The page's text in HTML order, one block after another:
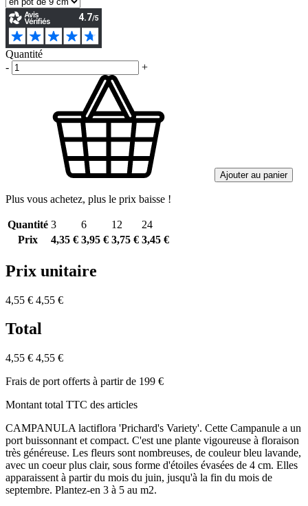
Quantité
-
+
Ajouter au panier
Plus vous achetez, plus le prix baisse !
Quantité 3 6 12
24
Prix
4,35 € 3,95 € 3,75 € 3,45 €
Prix unitaire
4,55 € 4,55 €
Total
4,55 € 4,55 €
Frais de port offerts à partir de 199 €
Montant total TTC des articles
CAMPANULA lactiflora 'Prichard's Variety'. Cette Campanule a un
port buissonnant et compact. C'est une plante vigoureuse à floraison
très généreuse. Les fleurs sont nombreuses, de couleur bleu lavande,
avec un coeur plus clair, sous forme d'étoiles évasées de 4 cm. Elles
apparaissent à partir du mois du juin, jusqu'à la fin du mois de
septembre. Plantez-en 3 à 5 au m2.